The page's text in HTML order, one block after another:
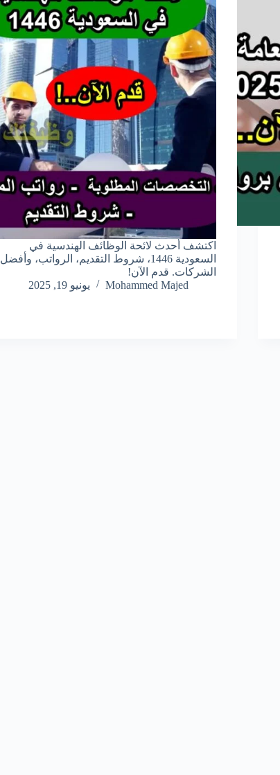
اكتشف أحدث لائحة الوظائف الهندسية في
السعودية 1446، شروط التقديم، الرواتب، وأفضل
الشركات. قدم الآن!
Mohammed Majed
يونيو 19, 2025